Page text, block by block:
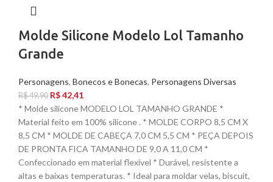
Molde Silicone Modelo Lol Tamanho
Grande
Personagens, Bonecos e Bonecas, Personagens Diversas
R$49,90 R$42,41
* Molde silicone MODELO LOL TAMANHO GRANDE *
Material feito em 100% silicone . * MOLDE CORPO 8,5 CM X
8,5 CM * MOLDE DE CABEÇA 7,0 CM 5,5 CM * PEÇA DEPOIS
DE PRONTA FICA TAMANHO DE 9,0 A 11,0 CM *
Confeccionado em material flexível * Durável, resistente a
altas e baixas temperaturas. * Ideal para moldar velas, biscuit,